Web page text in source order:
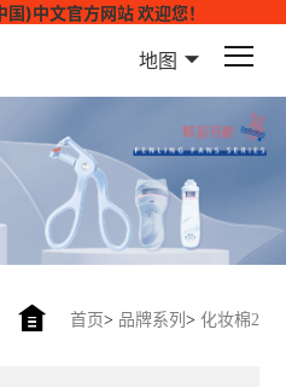
)中文官方网站 欢迎您！
地图
首页> 品牌系列 > 化妆棉2